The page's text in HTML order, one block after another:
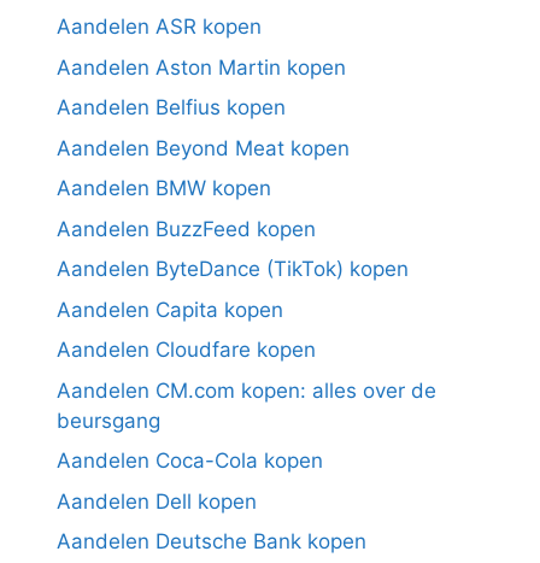
Aandelen ASR kopen
Aandelen Aston Martin kopen
Aandelen Belfius kopen
Aandelen Beyond Meat kopen
Aandelen BMW kopen
Aandelen BuzzFeed kopen
Aandelen ByteDance (TikTok) kopen
Aandelen Capita kopen
Aandelen Cloudfare kopen
Aandelen CM.com kopen: alles over de
beursgang
Aandelen Coca-Cola kopen
Aandelen Dell kopen
Aandelen Deutsche Bank kopen